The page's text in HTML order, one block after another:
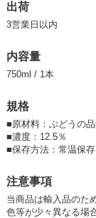
出荷
3営業日以内
内容量
750ml / 1本
規格
■原材料：ぶどうの
■濃度：12.5％
■保存方法：常温保存
注意事項
当商品は輸入品のた
色等が少々異なる場